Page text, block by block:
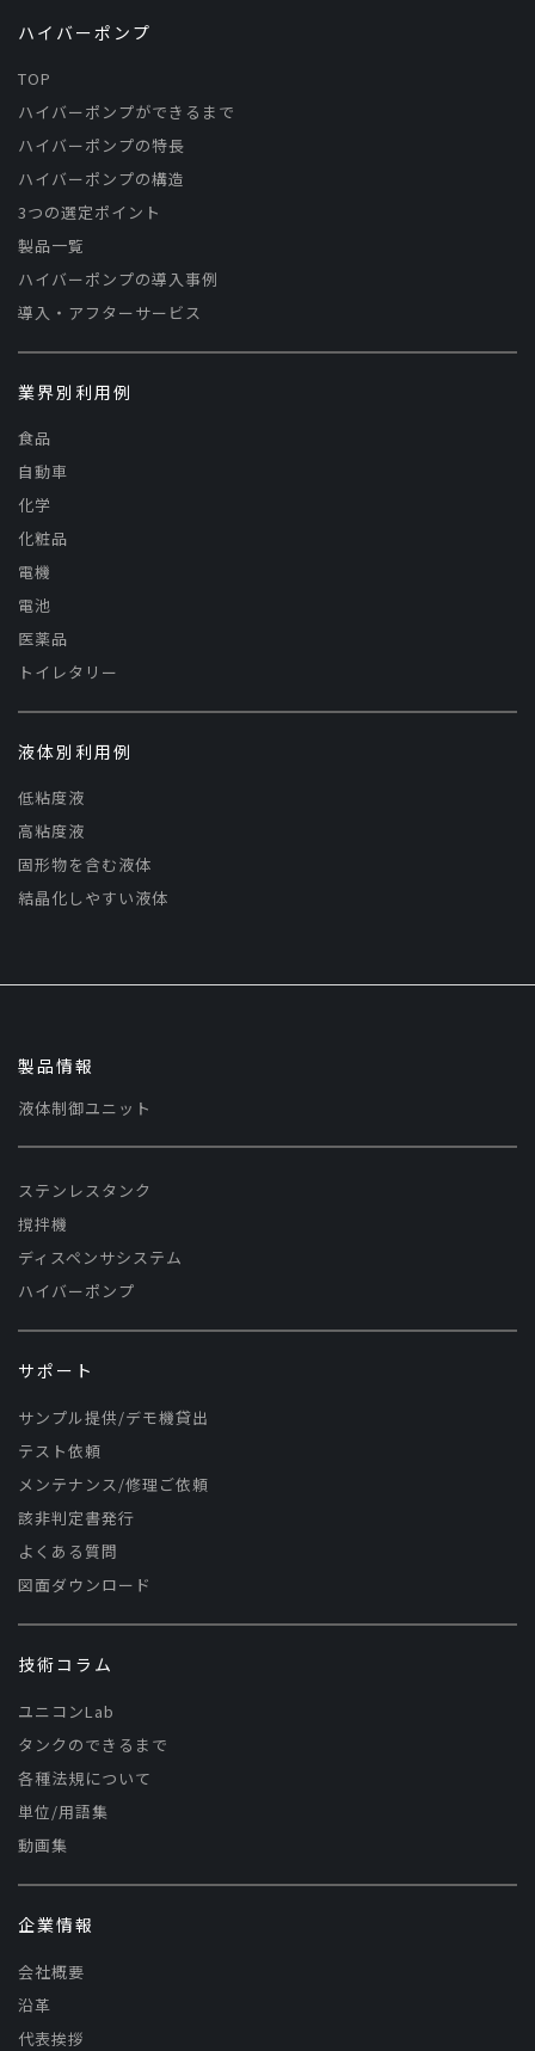
ハイバーポンプ
TOP
ハイバーポンプができるまで
ハイバーポンプの特長
ハイバーポンプの構造
3つの選定ポイント
製品一覧
ハイバーポンプの導入事例
導入・アフターサービス
業界別利用例
食品
自動車
化学
化粧品
電機
電池
医薬品
トイレタリー
液体別利用例
低粘度液
高粘度液
固形物を含む液体
結晶化しやすい液体
製品情報
液体制御ユニット
ステンレスタンク
撹拌機
ディスペンサシステム
ハイバーポンプ
サポート
サンプル提供/デモ機貸出
テスト依頼
メンテナンス/修理ご依頼
該非判定書発行
よくある質問
図面ダウンロード
技術コラム
ユニコンLab
タンクのできるまで
各種法規について
単位/用語集
動画集
企業情報
会社概要
沿革
代表挨拶